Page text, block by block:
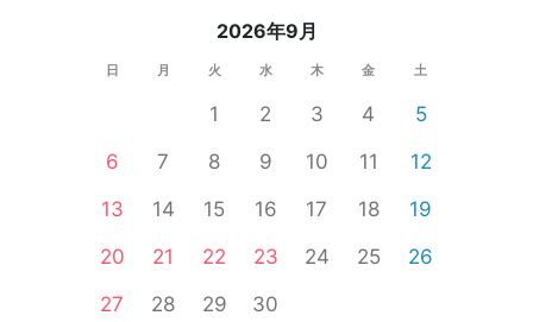
2026年9月
日 月 火 水 木 金 土
1 2 3 4
5
6
7 8 9 10 11
12
13
14 15 16 17 18
19
20
21 22 23 24 25
26
27
28 29 30